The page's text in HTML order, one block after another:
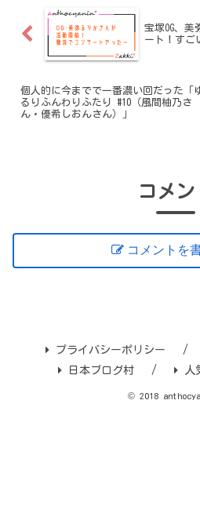
宝塚OG、
ート！すご
個人的に今までで一番濃い回だった「
るりふんわりふたり #10（風間柚乃さ
ん・優希しおんさん）」
コメン
コメントを
プライバシーポリシー
日本ブログ村
人
© 2018